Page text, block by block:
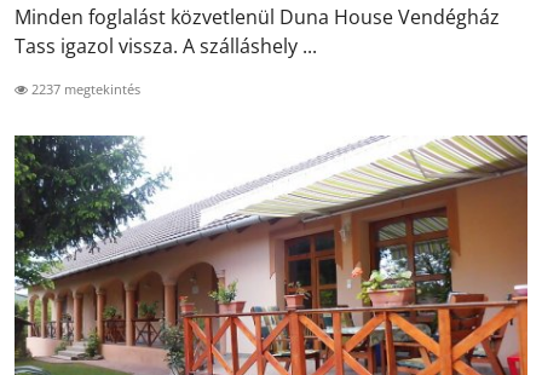
Minden foglalást közvetlenül Duna House Vendégház
Tass igazol vissza. A szálláshely ...
2237 megtekintés